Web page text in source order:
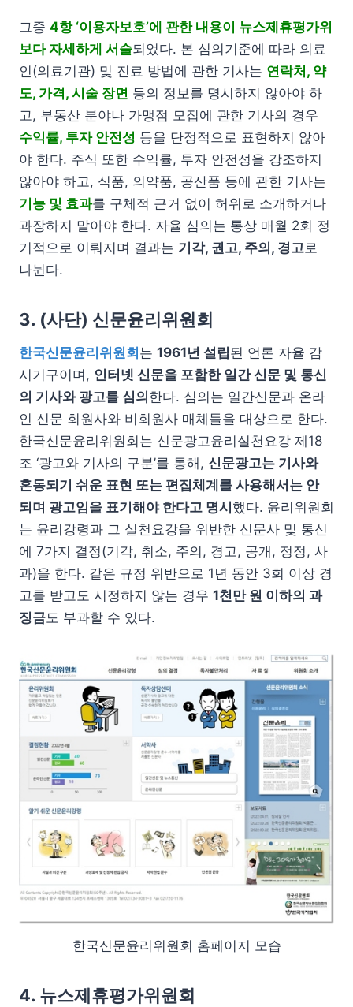
그중 4항 ‘이용자보호’에 관한 내용이 뉴스제휴평가위
보다 자세하게 서술되었다. 본 심의기준에 따라 의료
인(의료기관) 및 진료 방법에 관한 기사는 연락처, 약
도, 가격, 시술 장면 등의 정보를 명시하지 않아야 하
고, 부동산 분야나 가맹점 모집에 관한 기사의 경우
수익률, 투자 안전성 등을 단정적으로 표현하지 않아
야 한다. 주식 또한 수익률, 투자 안전성을 강조하지
않아야 하고, 식품, 의약품, 공산품 등에 관한 기사는
기능 및 효과를 구체적 근거 없이 허위로 소개하거나
과장하지 말아야 한다. 자율 심의는 통상 매월 2회 정
기적으로 이뤄지며 결과는 기각, 권고, 주의, 경고로
나뉜다.
3. (사단) 신문윤리위원회
한국신문윤리위원회 는 1961년 설립된 언론 자율 감
시기구이며, 인터넷 신문을 포함한 일간 신문 및 통신
의 기사와 광고를 심의 한다. 심의는 일간신문과 온라
인 신문 회원사와 비회원사 매체들을 대상으로 한다.
한국신문윤리위원회는 신문광고윤리실천요강 제18
조 ‘광고와 기사의 구분’를 통해, 신문광고는 기사와
혼동되기 쉬운 표현 또는 편집체계를 사용해서는 안
되며 광고임을 표기해야 한다고 명시 했다. 윤리위원회
는 윤리강령과 그 실천요강을 위반한 신문사 및 통신
에 7가지 결정(기각, 취소, 주의, 경고, 공개, 정정, 사
과)을 한다. 같은 규정 위반으로 1년 동안 3회 이상 경
고를 받고도 시정하지 않는 경우 1천만 원 이하의 과
징금도 부과할 수 있다.
한국신문윤리위원회 홈페이지 모습
4. 뉴스제휴평가위원회